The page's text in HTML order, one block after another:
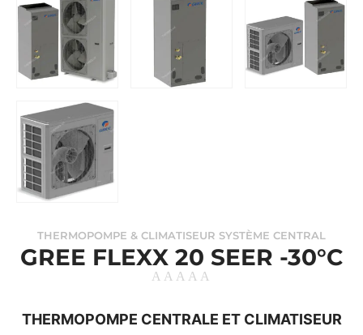
THERMOPOMPE & CLIMATISEUR SYSTÈME CENTRAL
GREE FLEXX 20 SEER -30°C
THERMOPOMPE CENTRALE ET CLIMATISEUR